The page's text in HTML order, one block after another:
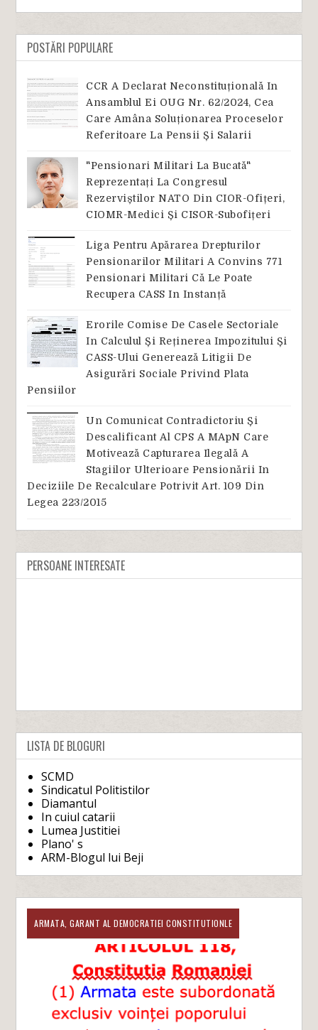
POSTĂRI POPULARE
CCR A Declarat Neconstituțională In
Ansamblul Ei OUG Nr. 62/2024, Cea
Care Amâna Soluționarea Proceselor
Referitoare La Pensii Și Salarii
"Pensionari Militari La Bucată"
Reprezentați La Congresul
Rezerviștilor NATO Din CIOR-Ofițeri,
CIOMR-Medici Și CISOR-Subofițeri
Liga Pentru Apărarea Drepturilor
Pensionarilor Militari A Convins 771
Pensionari Militari Că Le Poate
Recupera CASS In Instanță
Erorile Comise De Casele Sectoriale
In Calculul Și Reținerea Impozitului Și
CASS-Ului Generează Litigii De
Asigurări Sociale Privind Plata
Pensiilor
Un Comunicat Contradictoriu Și
Descalificant Al CPS A MApN Care
Motivează Capturarea Ilegală A
Stagiilor Ulterioare Pensionării In
Deciziile De Recalculare Potrivit Art. 109 Din
Legea 223/2015
PERSOANE INTERESATE
LISTA DE BLOGURI
SCMD
Sindicatul Politistilor
Diamantul
In cuiul catarii
Lumea Justitiei
Plano' s
ARM-Blogul lui Beji
ARMATA, GARANT AL DEMOCRATIEI CONSTITUTIONLE